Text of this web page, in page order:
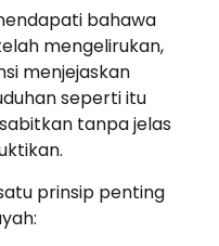
bahawa
mengelirukan,
menjejaskan
seperti itu
tanpa jelas
prinsip penting